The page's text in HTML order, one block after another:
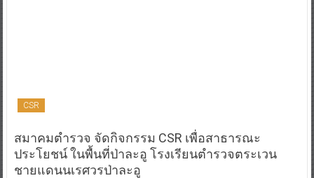
CSR
สมาคมตำรวจ จัดกิจกรรม CSR เพื่อสาธารณะ
ประโยชน์ ในพื้นที่ป่าละอู โรงเรียนตำรวจตระเวน
ชายแดนนเรศวรป่าละอู